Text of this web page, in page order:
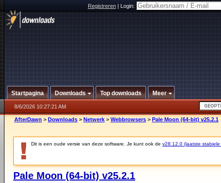
Registreren|Login:
Startpagina Downloads Top downloads Meer
8/6/2026 10:27:21 AM
AfterDawn > Downloads > Netwerk > Webbrowsers > Pale Moon (64-bit) v25.2.1
Dit is een oude versie van deze software. Je kunt ook de v28.12.0 (laatste stabiele
Pale Moon (64-bit) v25.2.1